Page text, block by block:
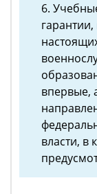
6.
впервые,
власти, в